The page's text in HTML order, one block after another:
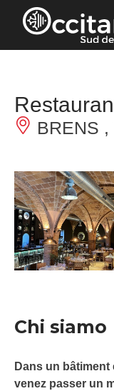
Pannello di gestione
BRENS ,
Chi siamo
Dans un bâtiment
venez passer un